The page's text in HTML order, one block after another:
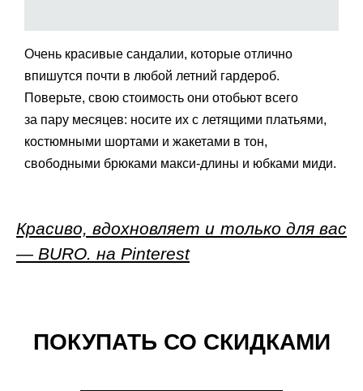
Очень красивые сандалии, которые отлично
впишутся почти в любой летний гардероб.
Поверьте, свою стоимость они отобьют всего
за пару месяцев: носите их с летящими платьями,
костюмными шортами и жакетами в тон,
свободными брюками макси-длины и юбками миди.
Красиво, вдохновляет и только для вас
— BURO. на Pinterest